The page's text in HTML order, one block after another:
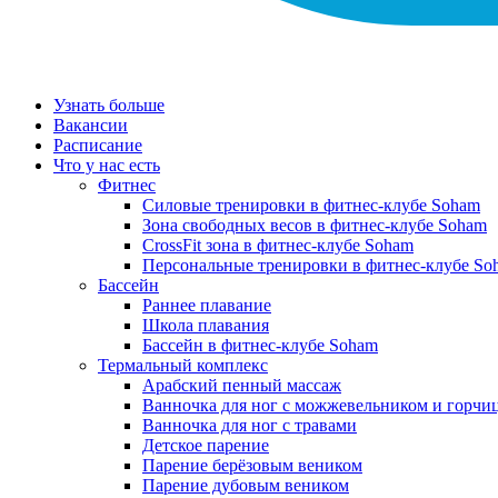
Узнать больше
Вакансии
Расписание
Что у нас есть
Фитнес
Силовые тренировки в фитнес-клубе Soham
Зона свободных весов в фитнес-клубе Soham
CrossFit зона в фитнес-клубе Soham
Персональные тренировки в фитнес-клубе
Бассейн
Раннее плавание
Школа плавания
Бассейн в фитнес-клубе Soham
Термальный комплекс
Арабский пенный массаж
Ванночка для ног с можжевельником и
Ванночка для ног с травами
Детское парение
Парение берёзовым веником
Парение дубовым веником